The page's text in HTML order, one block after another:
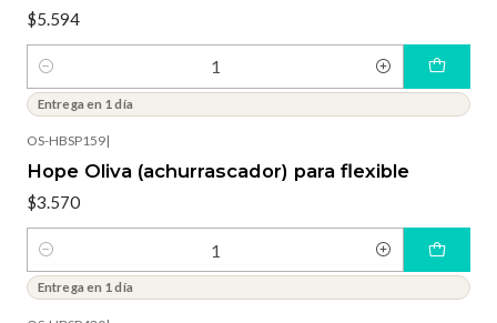
$5.594
Cantidad
Entrega en 1 día
OS-HBSP159|
Hope Oliva (achurrascador) para flexible
$3.570
Cantidad
Entrega en 1 día